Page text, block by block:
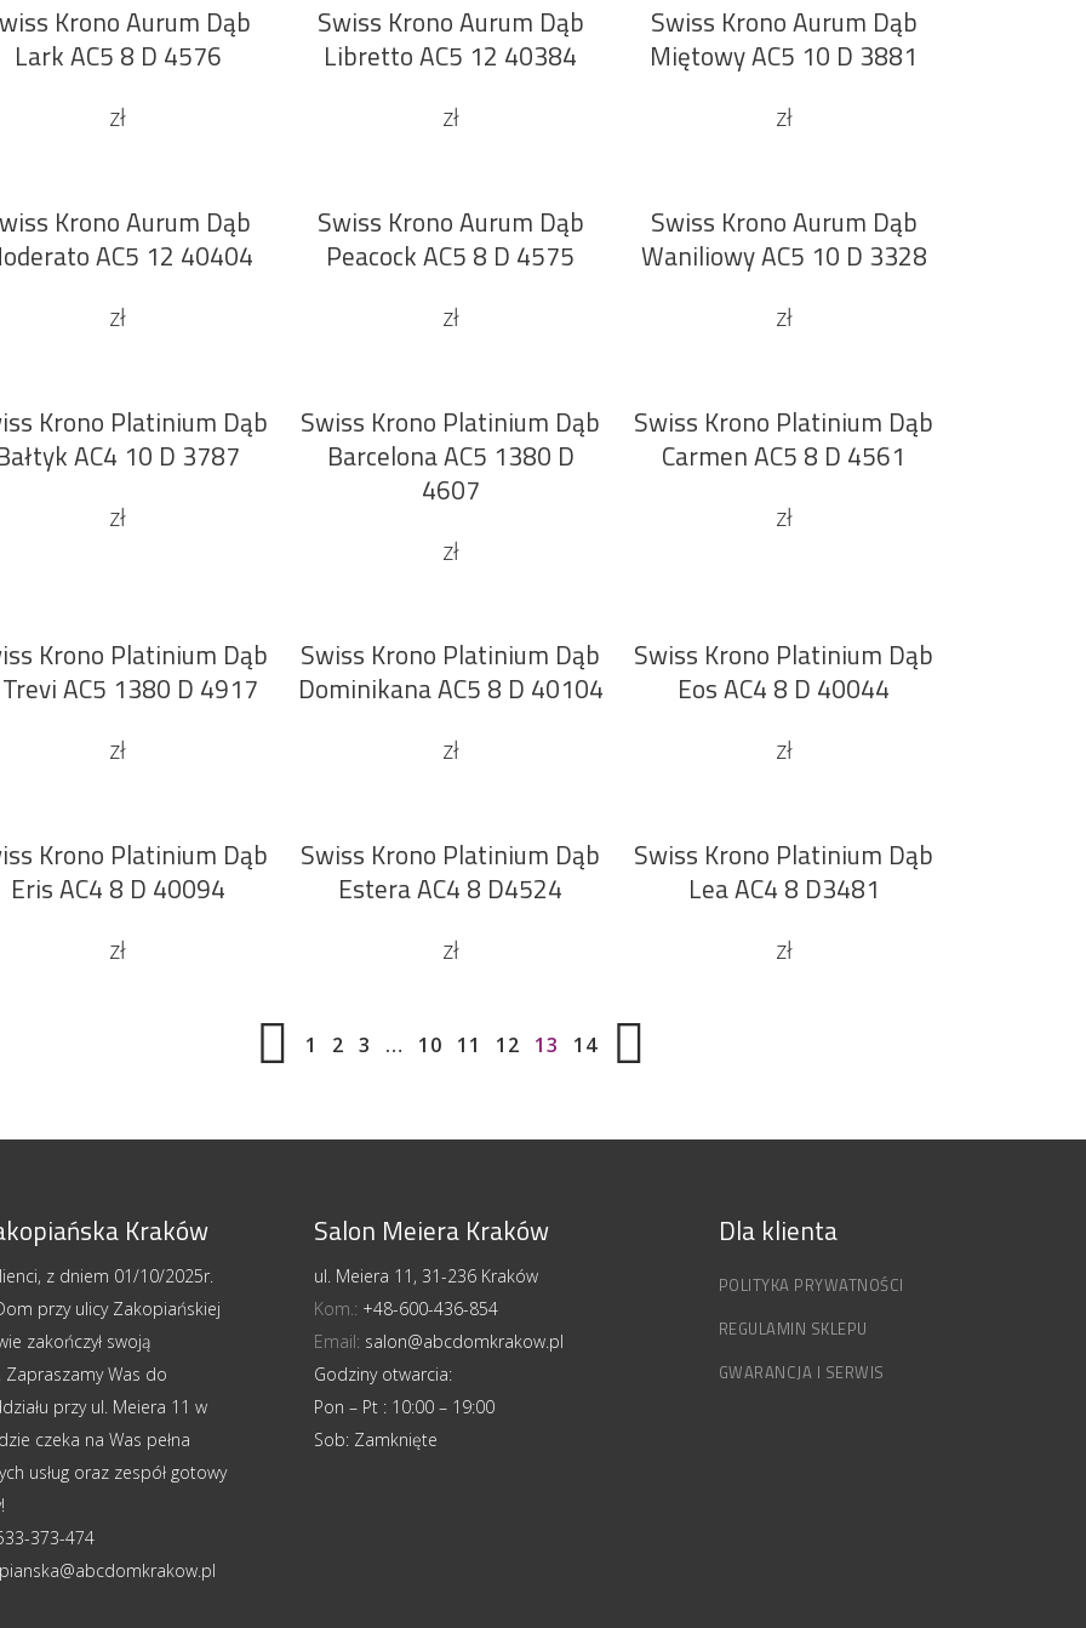
DODAJ DO KOSZYKA
Krono Aurum Dąb
Lark AC5 8 D 4576
zł
DODAJ DO KOSZYKA
Swiss Krono Aurum Dąb
Libretto AC5 12 40384
zł
DODAJ DO KOSZYKA
Swiss Krono Aurum Dąb
Miętowy AC5 10 D 3881
zł
DODAJ DO KOSZYKA
Krono Aurum Dąb
AC5 12 40404
zł
DODAJ DO KOSZYKA
Swiss Krono Aurum Dąb
Peacock AC5 8 D 4575
zł
DODAJ DO KOSZYKA
Swiss Krono Aurum Dąb
Waniliowy AC5 10 D 3328
zł
DODAJ DO KOSZYKA
Krono Platinium Dąb
AC4 10 D 3787
zł
DODAJ DO KOSZYKA
Swiss Krono Platinium Dąb
Barcelona AC5 1380 D
4607
zł
DODAJ DO KOSZYKA
Swiss Krono Platinium Dąb
Carmen AC5 8 D 4561
zł
DODAJ DO KOSZYKA
Krono Platinium Dąb
AC5 1380 D 4917
zł
DODAJ DO KOSZYKA
Swiss Krono Platinium Dąb
Dominikana AC5 8 D 40104
zł
DODAJ DO KOSZYKA
Swiss Krono Platinium Dąb
Eos AC4 8 D 40044
zł
DODAJ DO KOSZYKA
Krono Platinium Dąb
Eris AC4 8 D 40094
zł
DODAJ DO KOSZYKA
Swiss Krono Platinium Dąb
Estera AC4 8 D4524
zł
DODAJ DO KOSZYKA
Swiss Krono Platinium Dąb
Lea AC4 8 D3481
zł
1 2 3 … 10 11 12 13 14
Kraków
z dniem 01/10/2025r.
przy ulicy Zakopiańskiej
zakończył swoją
Zapraszamy Was do
przy ul. Meiera 11 w
czeka na Was pełna
usług oraz zespół gotowy
373-474
Salon Meiera Kraków
ul. Meiera 11, 31-236 Kraków
Kom.: +48-600-436-854
Email: salon@abcdomkrakow.pl
Godziny otwarcia:
Pon – Pt : 10:00 – 19:00
Sob: Zamknięte
Dla klienta
POLITYKA PRYWATNOŚCI
REGULAMIN SKLEPU
GWARANCJA I SERWIS